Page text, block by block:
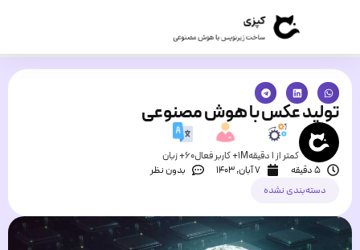
تولید عکس با هوش مصنوعی
کمتر از 1 دقیقه 1M+ کاربر فعال
60+ زبان
5 دقیقه
۷ آبان, ۱۴۰۳
بدون نظر
دسته‌بندی نشده